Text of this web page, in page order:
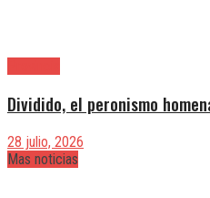
Dividido, el peronismo
28 julio, 2026
Mas noticias